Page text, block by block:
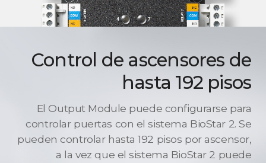
Control de ascensores de
hasta 192 pisos
El Output Module puede configurarse para
controlar puertas con el sistema BioStar 2. Se
pueden controlar hasta 192 pisos por ascensor,
a la vez que el sistema BioStar 2 puede